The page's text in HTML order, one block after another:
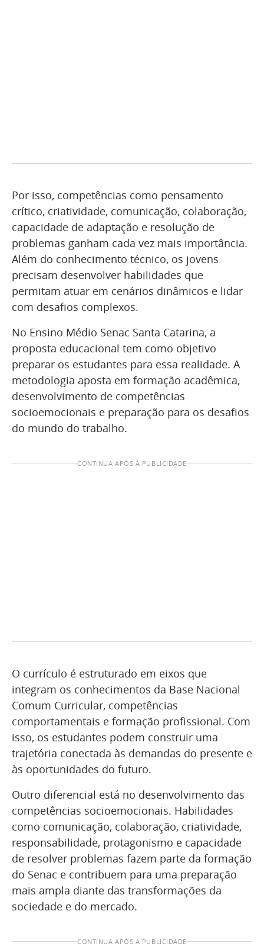
Por isso, competências como pensamento
crítico, criatividade, comunicação, colaboração,
capacidade de adaptação e resolução de
problemas ganham cada vez mais importância.
Além do conhecimento técnico, os jovens
precisam desenvolver habilidades que
permitam atuar em cenários dinâmicos e lidar
com desafios complexos.
No Ensino Médio Senac Santa Catarina, a
proposta educacional tem como objetivo
preparar os estudantes para essa realidade. A
metodologia aposta em formação acadêmica,
desenvolvimento de competências
socioemocionais e preparação para os desafios
do mundo do trabalho.
CONTINUA APÓS A PUBLICIDADE
O currículo é estruturado em eixos que
integram os conhecimentos da Base Nacional
Comum Curricular, competências
comportamentais e formação profissional. Com
isso, os estudantes podem construir uma
trajetória conectada às demandas do presente e
às oportunidades do futuro.
Outro diferencial está no desenvolvimento das
competências socioemocionais. Habilidades
como comunicação, colaboração, criatividade,
responsabilidade, protagonismo e capacidade
de resolver problemas fazem parte da formação
do Senac e contribuem para uma preparação
mais ampla diante das transformações da
sociedade e do mercado.
CONTINUA APÓS A PUBLICIDADE